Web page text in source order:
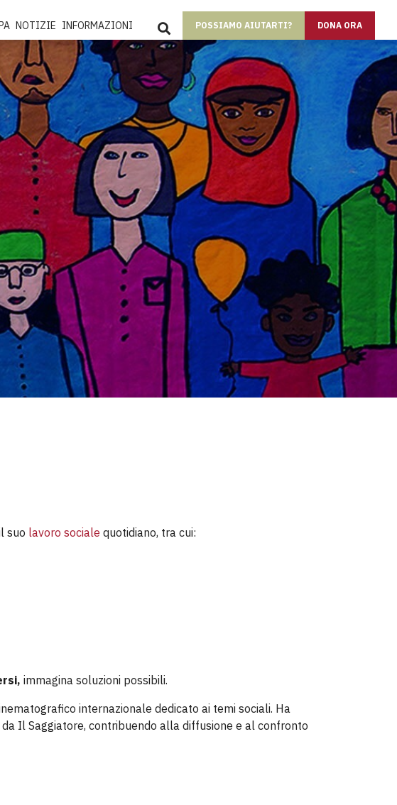
NOTIZIE INFORMAZIONI POSSIAMO AIUTARTI? DONA ORA
suo lavoro sociale quotidiano, tra cui:
immagina soluzioni possibili.
internazionale dedicato ai temi sociali. Ha
Il Saggiatore, contribuendo alla diffusione e al confronto